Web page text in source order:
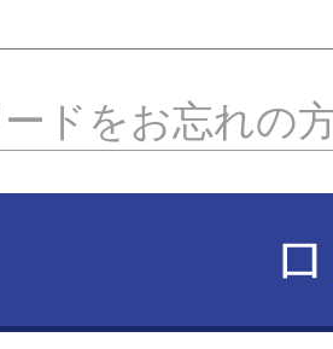
ドをお忘れの